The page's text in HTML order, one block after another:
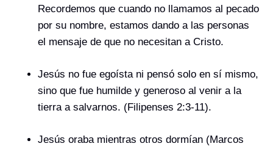
Recordemos que cuando no llamamos al pecado
por su nombre, estamos dando a las personas
el mensaje de que no necesitan a Cristo.
Jesús no fue egoísta ni pensó solo en sí mismo,
sino que fue humilde y generoso al venir a la
tierra a salvarnos. (Filipenses 2:3-11).
Jesús oraba mientras otros dormían (Marcos